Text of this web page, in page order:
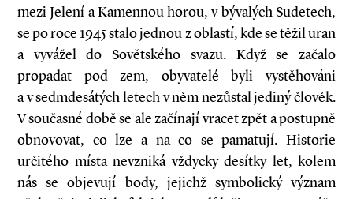
mezi Jelení a Kamennou horou, v bývalých Sudetech,
se po roce 1945 stalo jednou z oblastí, kde se těžil uran
a vyvážel do Sovětského svazu. Když se začalo
propadat pod zem, obyvatelé byli vystěhováni
a v sedmdesátých letech v něm nezůstal jediný člověk.
V současné době se ale začínají vracet zpět a postupně
obnovovat, co lze a na co se pamatují. Historie
určitého místa nevzniká vždycky desítky let, kolem
nás se objevují body, jejichž symbolický význam